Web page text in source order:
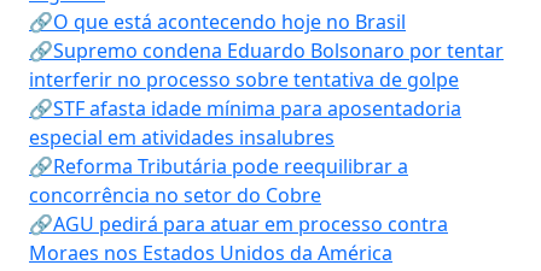
🔗O que está acontecendo hoje no Brasil
🔗Supremo condena Eduardo Bolsonaro por tentar
interferir no processo sobre tentativa de golpe
🔗STF afasta idade mínima para aposentadoria
especial em atividades insalubres
🔗Reforma Tributária pode reequilibrar a
concorrência no setor do Cobre
🔗AGU pedirá para atuar em processo contra
Moraes nos Estados Unidos da América